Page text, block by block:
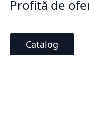
Profită de
Catalog